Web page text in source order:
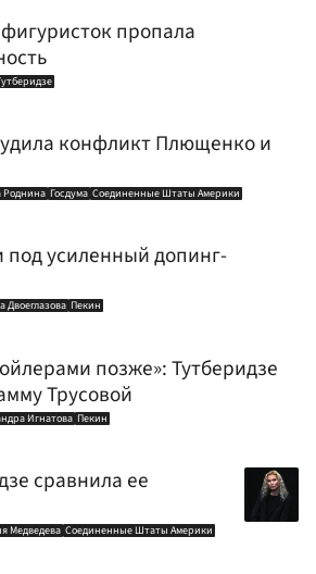
пропала
конфликт Плющенко и
Роднина Госдума Соединенные Штаты Америки
под усиленный допинг-
Двоеглазова Пекин
позже»: Тутберидзе
Трусовой
Игнатова Пекин
сравнила ее
Медведева Соединенные Штаты Америки